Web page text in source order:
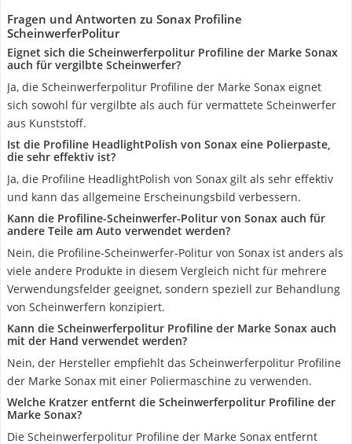
Fragen und Antworten zu Sonax Profiline
ScheinwerferPolitur
Eignet sich die Scheinwerferpolitur Profiline der Marke Sonax
auch für vergilbte Scheinwerfer?
Ja, die Scheinwerferpolitur Profiline der Marke Sonax eignet
sich sowohl für vergilbte als auch für vermattete Scheinwerfer
aus Kunststoff.
Ist die Profiline HeadlightPolish von Sonax eine Polierpaste,
die sehr effektiv ist?
Ja, die Profiline HeadlightPolish von Sonax gilt als sehr effektiv
und kann das allgemeine Erscheinungsbild verbessern.
Kann die Profiline-Scheinwerfer-Politur von Sonax auch für
andere Teile am Auto verwendet werden?
Nein, die Profiline-Scheinwerfer-Politur von Sonax ist anders als
viele andere Produkte in diesem Vergleich nicht für mehrere
Verwendungsfelder geeignet, sondern speziell zur Behandlung
von Scheinwerfern konzipiert.
Kann die Scheinwerferpolitur Profiline der Marke Sonax auch
mit der Hand verwendet werden?
Nein, der Hersteller empfiehlt das Scheinwerferpolitur Profiline
der Marke Sonax mit einer Poliermaschine zu verwenden.
Welche Kratzer entfernt die Scheinwerferpolitur Profiline der
Marke Sonax?
Die Scheinwerferpolitur Profiline der Marke Sonax entfernt